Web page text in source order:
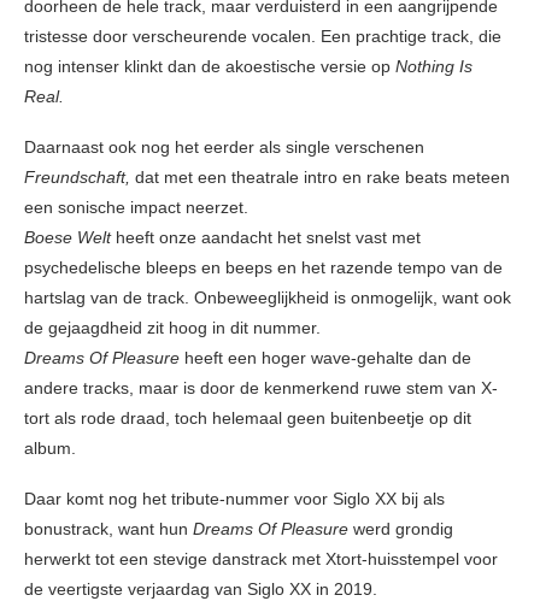
doorheen de hele track, maar verduisterd in een aangrijpende
tristesse door verscheurende vocalen. Een prachtige track, die
nog intenser klinkt dan de akoestische versie op Nothing Is
Real.
Daarnaast ook nog het eerder als single verschenen
Freundschaft, dat met een theatrale intro en rake beats meteen
een sonische impact neerzet.
Boese Weltheeft onze aandacht het snelst vast met
psychedelische bleeps en beeps en het razende tempo van de
hartslag van de track. Onbeweeglijkheid is onmogelijk, want ook
de gejaagdheid zit hoog in dit nummer.
Dreams Of Pleasure heeft een hoger wave-gehalte dan de
andere tracks, maar is door de kenmerkend ruwe stem van X-
tort als rode draad, toch helemaal geen buitenbeetje op dit
album.
Daar komt nog het tribute-nummer voor Siglo XX bij als
bonustrack, want hun Dreams Of Pleasure werd grondig
herwerkt tot een stevige danstrack met Xtort-huisstempel voor
de veertigste verjaardag van Siglo XX in 2019.